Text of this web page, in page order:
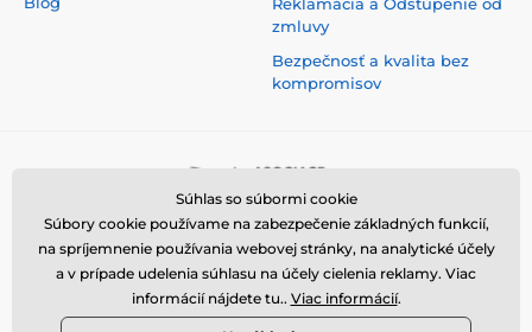
zmluvy
Bezpečnosť a kvalita bez
kompromisov
Súhlas so súbormi cookie
Súbory cookie používame na zabezpečenie základných funkcií,
na spríjemnenie používania webovej stránky, na analytické účely
a v prípade udelenia súhlasu na účely cielenia reklamy. Viac
informácií nájdete tu.. Viac informácií.